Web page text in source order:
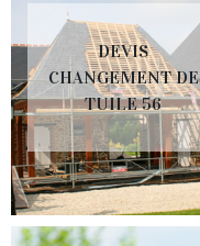
DEVIS
CHANGEMENT DE
TUILE 56